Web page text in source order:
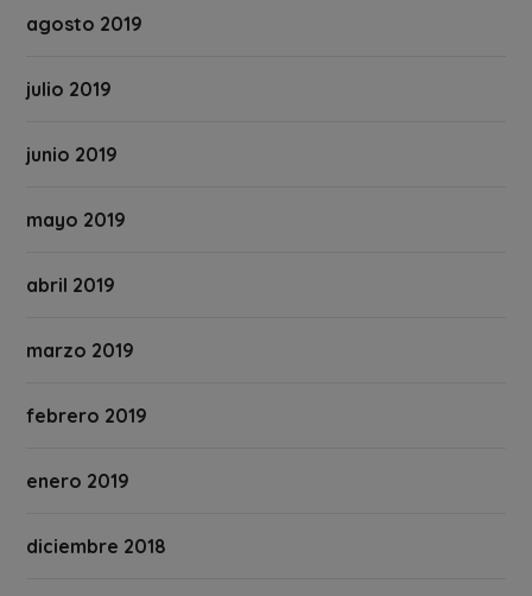
agosto 2019
julio 2019
junio 2019
mayo 2019
abril 2019
marzo 2019
febrero 2019
enero 2019
diciembre 2018